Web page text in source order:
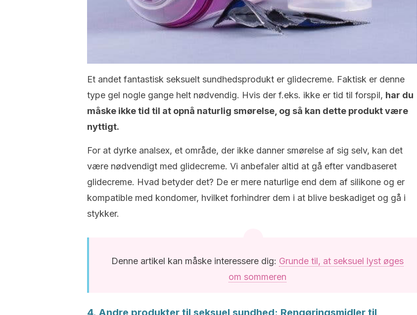
Et andet fantastisk seksuelt sundhedsprodukt er glidecreme. Faktisk er denne
type gel nogle gange helt nødvendig. Hvis der f.eks. ikke er tid til forspil, har du
måske ikke tid til at opnå naturlig smørelse, og så kan dette produkt være
nyttigt.
For at dyrke analsex, et område, der ikke danner smørelse af sig selv, kan det
være nødvendigt med glidecreme. Vi anbefaler altid at gå efter vandbaseret
glidecreme. Hvad betyder det? De er mere naturlige end dem af silikone og er
kompatible med kondomer, hvilket forhindrer dem i at blive beskadiget og gå i
stykker.
Denne artikel kan måske interessere dig: Grunde til, at seksuel lyst øges
om sommeren
4. Andre produkter til seksuel sundhed: Rengøringsmidler til